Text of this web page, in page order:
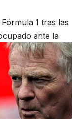
1 tras las
ante la